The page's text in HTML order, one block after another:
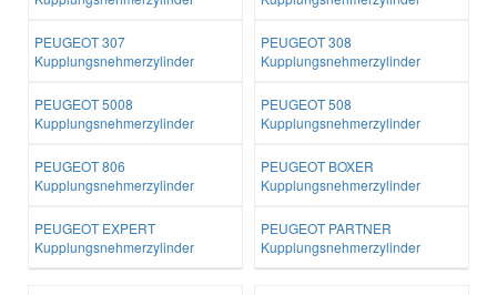
PEUGEOT 307
Kupplungsnehmerzylinder
PEUGEOT 308
Kupplungsnehmerzylinder
PEUGEOT 5008
Kupplungsnehmerzylinder
PEUGEOT 508
Kupplungsnehmerzylinder
PEUGEOT 806
Kupplungsnehmerzylinder
PEUGEOT BOXER
Kupplungsnehmerzylinder
PEUGEOT EXPERT
Kupplungsnehmerzylinder
PEUGEOT PARTNER
Kupplungsnehmerzylinder